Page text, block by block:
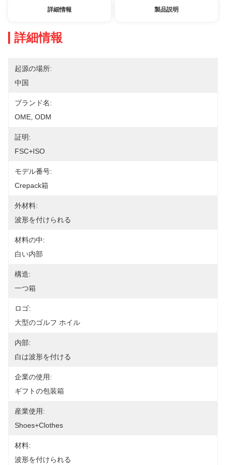
詳細情報 製品説明
詳細情報
起源の場所:
中国
ブランド名:
OME, ODM
証明:
FSC+ISO
モデル番号:
Crepack箱
外材料:
波形を付けられる
材料の中:
白い内部
構造:
一つ箱
ロゴ:
大型のゴルフ ホイル
内部:
白は波形を付ける
企業の使用:
ギフトの包装箱
産業使用:
Shoes+clothes
材料:
波形を付けられる